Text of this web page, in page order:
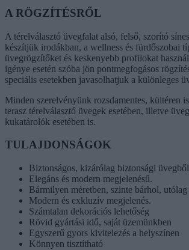
A RÖGZÍTÉSRŐL
A térelválasztó üvegfalat alsó, felső, szorító
készítjük irodákban, a wellness és fürdőszobai
üvegrögzítőket és keskenyebb profilokat
igénye esetén szóba jön pontmegfogásos
speciális esetekben javasolhatjuk a különleges
Minden szerelvényünk rozsdamentes, kültéren
terasz térelválasztó üvegek esetében, illetve
kukatárolók esetében is.
TULAJDONSÁGOK
Biztonságos, kizárólag biztonsági
Elegáns és modern megjelenésű.
Bármilyen méretben, szinte bárhol, utólag
Modern és exkluzív megjelenés.
Számtalan dekorációs lehetőség
Rövid gyártási idő, saját üzemünkben
Egyszerű gyors kivitelezés a helyszínen
Könnyen tisztítható